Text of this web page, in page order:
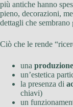
più antiche hanno
pieno, decorazioni,
dettagli che
Ciò che le rende
una
un’estetica
la presenza di
chiavi)
un